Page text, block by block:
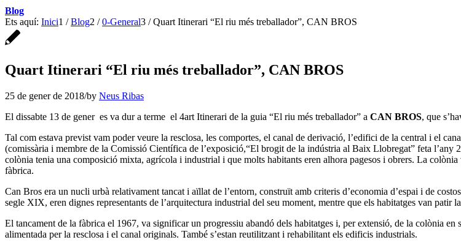
Blog
Ets aquí: Inici1 / Blog2 / 0-General3 / Quart Itinerari “El riu més treballador”, CAN BROS
Quart Itinerari “El riu més treballador”, CAN BROS
25 de gener de 2018/by Neus Ribas
El dissabte 13 de gener es va dur a terme el 4art Itinerari de la guia “El riu més treballador” a CAN BROS, que
Tal com estava previst vam poder veure la resclosa, les comportes, el canal de derivació, l’edifici de la central i el
(comissària i membre de la Comissió Científica de l’exposició,“El brogit de la indústria al Baix Llobregat” feta
colònia tenia una composició mixta, agrícola i industrial i que molts habitants eren alhora pagesos i obrers. La
fàbrica.
Can Bros era un nucli urbà relativament tancat i aïllat de l’entorn, construït amb criteris d’economia d’espai i de
segle XIX, eren dignes representants de l’arquitectura industrial del seu moment, mentre que els habitatges van patir
El tancament de la fàbrica el 1967, va significar un progressiu abandó dels habitatges i, per extensió, de la colònia
alimentada per la resclosa i el canal originals. També s’estan reutilitzant i rehabilitant els edificis industrials.